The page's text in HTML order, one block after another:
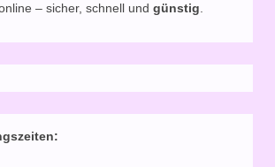
– sicher, schnell und günstig